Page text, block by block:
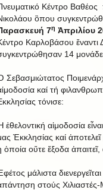
Κέντρο
ὃπου
7η Ἀπριλίου
Καρλοβάσου
14
Σεβασμιώτατος
καί τή
τόνισε:
ἐθελοντική αἱμοδοσία
Ἐκκλησίας καί
ὁποία οὔτε ἔξοδα
μάλιστα
στούς